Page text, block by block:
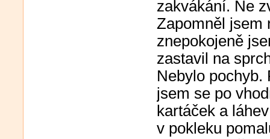
zakvákání. Ne
Zapomněl jsem
znepokojeně
zastavil na
Nebylo pochyb.
jsem se po
kartáček a
v pokleku